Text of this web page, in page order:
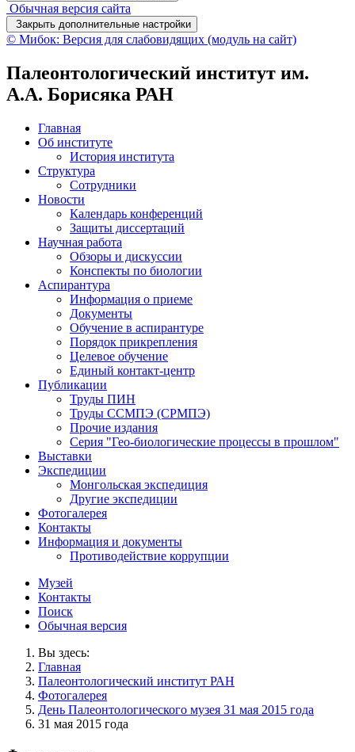
Обычная версия сайта
Закрыть дополнительные настройки
© Мибок: Версия для слабовидящих (модуль на сайт)
Палеонтологический институт им.
А.А. Борисяка РАН
Главная
Об институте
История института
Структура
Сотрудники
Новости
Календарь конференций
Защиты диссертаций
Научная работа
Обзоры и дискуссии
Конспекты по биологии
Аспирантура
Информация о приеме
Документы
Обучение в аспирантуре
Порядок прикрепления
Целевое обучение
Единый контакт-центр
Публикации
Труды ПИН
Труды ССМПЭ (СРМПЭ)
Прочие издания
Серия "Гео-биологические процессы в прошлом"
Выставки
Экспедиции
Монгольская экспедиция
Другие экспедиции
Фотогалерея
Контакты
Информация и документы
Противодействие коррупции
Музей
Контакты
Поиск
Обычная версия
Вы здесь:
Главная
Палеонтологический институт РАН
Фотогалерея
День Палеонтологического музея 31 мая 2015 года
31 мая 2015 года